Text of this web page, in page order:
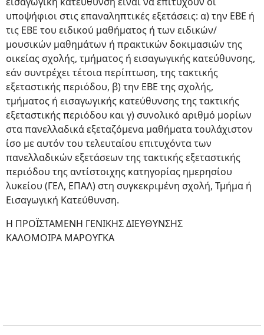
υποψήφιοι στις επαναληπτικές εξετάσεις: α) την ΕΒΕ ή
τις ΕΒΕ του ειδικού μαθήματος ή των ειδικών/
μουσικών μαθημάτων ή πρακτικών δοκιμασιών της
οικείας σχολής, τμήματος ή εισαγωγικής κατεύθυνσης,
εάν συντρέχει τέτοια περίπτωση, της τακτικής
εξεταστικής περιόδου, β) την ΕΒΕ της σχολής,
τμήματος ή εισαγωγικής κατεύθυνσης της τακτικής
εξεταστικής περιόδου και γ) συνολικό αριθμό μορίων
στα πανελλαδικά εξεταζόμενα μαθήματα τουλάχιστον
ίσο με αυτόν του τελευταίου επιτυχόντα των
πανελλαδικών εξετάσεων της τακτικής εξεταστικής
περιόδου της αντίστοιχης κατηγορίας ημερησίου
λυκείου (ΓΕΛ, ΕΠΑΛ) στη συγκεκριμένη σχολή, Τμήμα ή
Εισαγωγική Κατεύθυνση.
Η ΠΡΟΪΣΤΑΜΕΝΗ ΓΕΝΙΚΗΣ ΔΙΕΥΘΥΝΣΗΣ
ΚΑΛΟΜΟΙΡΑ ΜΑΡΟΥΓΚΑ